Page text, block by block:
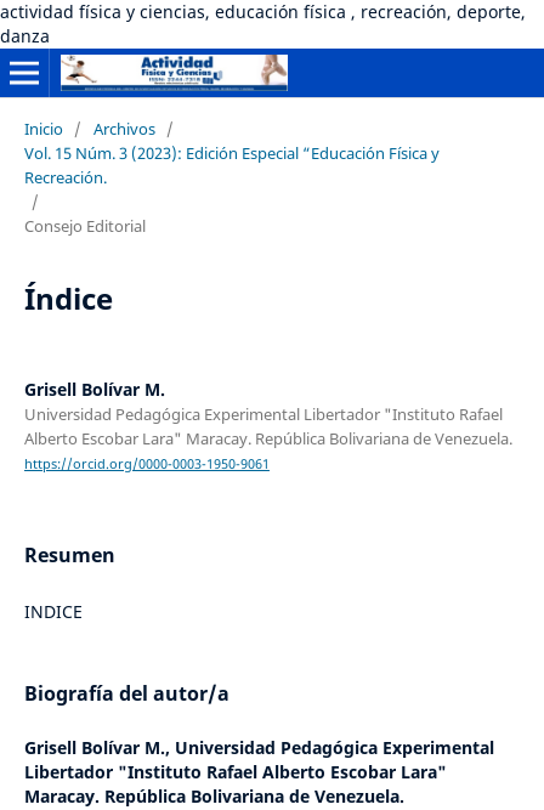
actividad física y ciencias, educación física , recreación, deporte,
danza
Inicio / Archivos /
Vol. 15 Núm. 3 (2023): Edición Especial “Educación Física y
Recreación.
/
Consejo Editorial
Índice
Grisell Bolívar M.
Universidad Pedagógica Experimental Libertador "Instituto Rafael
Alberto Escobar Lara" Maracay. República Bolivariana de Venezuela.
https://orcid.org/0000-0003-1950-9061
Resumen
INDICE
Biografía del autor/a
Grisell Bolívar M., Universidad Pedagógica Experimental
Libertador "Instituto Rafael Alberto Escobar Lara"
Maracay. República Bolivariana de Venezuela.